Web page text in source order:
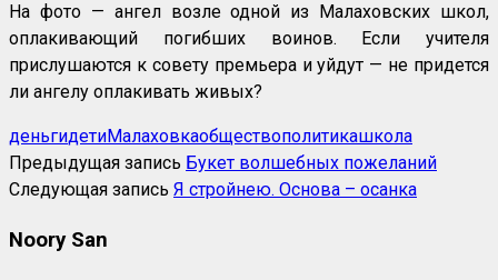
На фото — ангел возле одной из Малаховских школ,
оплакивающий погибших воинов. Если учителя
прислушаются к совету премьера и уйдут — не придется
ли ангелу оплакивать живых?
деньгидетиМалаховкаобществополитикашкола
Предыдущая запись Букет волшебных пожеланий
Следующая запись Я стройнею. Основа – осанка
Noory San